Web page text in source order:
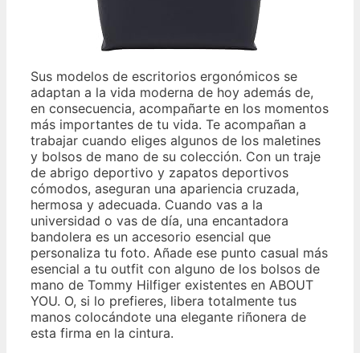
Sus modelos de escritorios ergonómicos se
adaptan a la vida moderna de hoy además de,
en consecuencia, acompañarte en los momentos
más importantes de tu vida. Te acompañan a
trabajar cuando eliges algunos de los maletines
y bolsos de mano de su colección. Con un traje
de abrigo deportivo y zapatos deportivos
cómodos, aseguran una apariencia cruzada,
hermosa y adecuada. Cuando vas a la
universidad o vas de día, una encantadora
bandolera es un accesorio esencial que
personaliza tu foto. Añade ese punto casual más
esencial a tu outfit con alguno de los bolsos de
mano de Tommy Hilfiger existentes en ABOUT
YOU. O, si lo prefieres, libera totalmente tus
manos colocándote una elegante riñonera de
esta firma en la cintura.